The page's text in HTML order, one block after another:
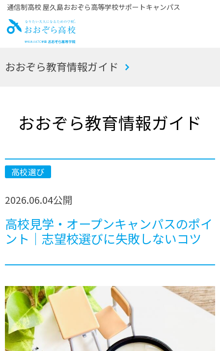
通信制高校 屋久島おおぞら高等学校サポートキャンパス
お
おおぞら教育情報ガイド
おおぞら教育情報ガイド
高校選び
2026.06.04公開
高校見学・オープンキャンパスのポイ
ント｜志望校選びに失敗しないコツ